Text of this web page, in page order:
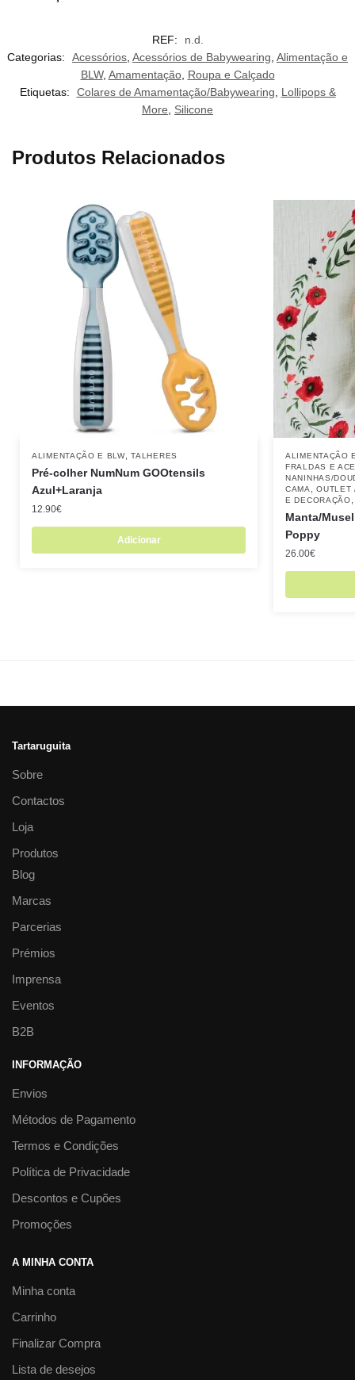
REF:
n.d.
Categorias:
Acessórios Acessórios de Babywearing Alimentação e
BLW, Amamentação, Roupa e Calçado
Etiquetas:
Colares de Amamentação/Babywearing
Lollipops &
More
Silicone
Produtos Relacionados
ALIMENTAÇÃO E BLW,TALHERES
Pré-colher NumNum GOOtensils
Azul+Laranja
12.90€
Adicionar
ALIMENTAÇÃO
FRALDAS E
NANINHAS/
CAMA
,OUTLET
E DECORAÇÃO
Manta/
Poppy
26.00€
Tartaruguita
Sobre
Contactos
Loja
Produtos
Blog
Marcas
Parcerias
Prémios
Imprensa
Eventos
B2B
INFORMAÇÃO
Envios
Métodos de Pagamento
Termos e Condições
Política de Privacidade
Descontos e Cupões
Promoções
A MINHA CONTA
Minha conta
Carrinho
Finalizar Compra
Lista de desejos